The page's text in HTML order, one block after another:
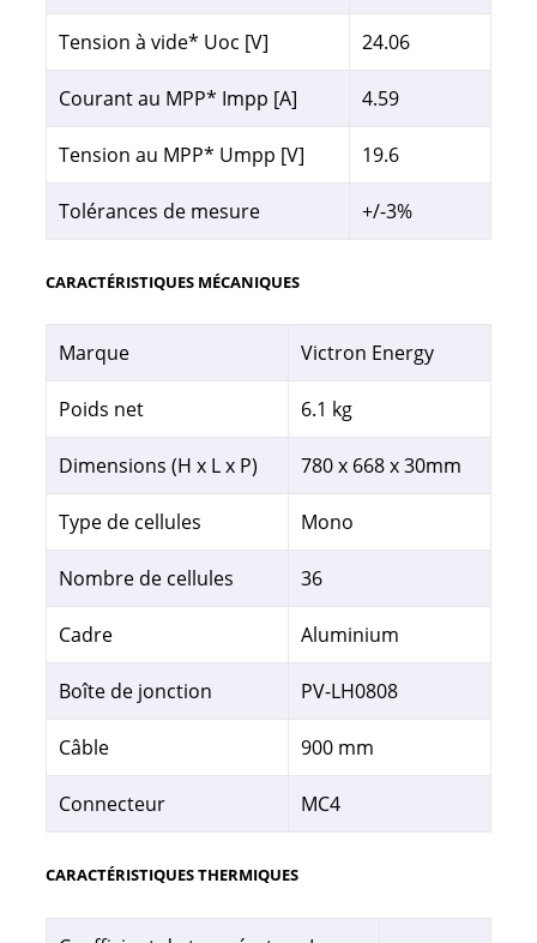
Tension à vide* Uoc [V] 24.06
Courant au MPP* Impp [A] 4.59
Tension au MPP* Umpp [V] 19.6
Tolérances de mesure +/-3%
CARACTÉRISTIQUES MÉCANIQUES
Marque Victron Energy
Poids net 6.1 kg
Dimensions (H x L x P) 780 x 668 x 30mm
Type de cellules Mono
Nombre de cellules 36
Cadre Aluminium
Boîte de jonction PV-LH0808
Câble 900 mm
Connecteur MC4
CARACTÉRISTIQUES THERMIQUES